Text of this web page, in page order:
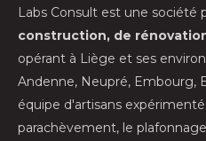
Labs Consult est une société
construction, de
opérant à Liège et ses
Andenne, Neupré, Embourg,
équipe d'artisans
parachèvement, le